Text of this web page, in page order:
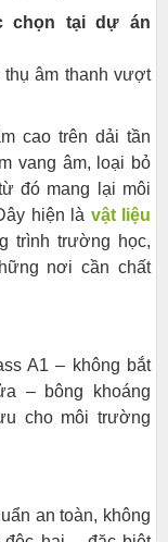
chọn tại dự án
thụ âm thanh vượt
cao trên dải tần
vang âm, loại bỏ
đó mang lại môi
hiện là vật liệu
trình trường học,
nơi cần chất
A1 – không bắt
– bông khoáng
cho môi trường
an toàn, không